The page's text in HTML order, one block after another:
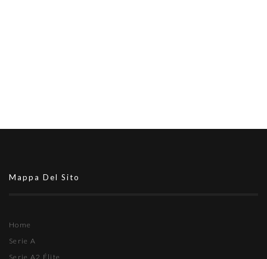
Mappa Del Sito
Home
Serie A
Serie A2 Élite